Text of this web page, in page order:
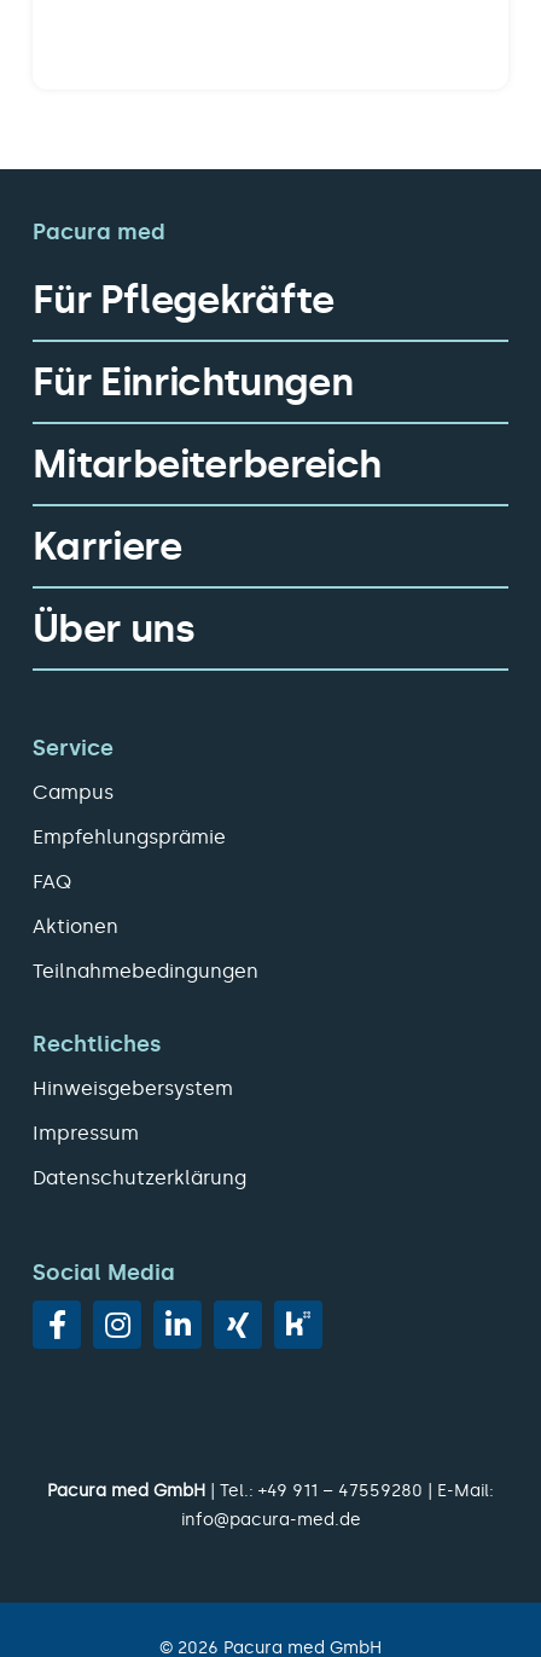
Pacura med
Für Pflegekräfte
Für Einrichtungen
Mitarbeiterbereich
Karriere
Über uns
Service
Campus
Empfehlungsprämie
FAQ
Aktionen
Teilnahmebedingungen
Rechtliches
Hinweisgebersystem
Impressum
Datenschutzerklärung
Social Media
Pacura med GmbH | Tel.: +49 911 – 47559280 | E-Mail:
info@pacura-med.de
© 2026 Pacura med GmbH